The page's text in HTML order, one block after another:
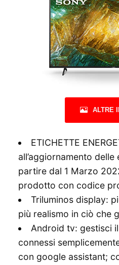
ALTRE
ETICHETTE
all’aggiornamento
partire dal 1 Marzo
prodotto con codice
Triluminos display:
più realismo in ciò che
Android tv: gestisci
connessi
con google assistant;